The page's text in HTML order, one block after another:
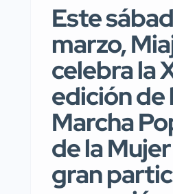
Este
marzo,
celebra la
edición de
Marcha
de la
gran